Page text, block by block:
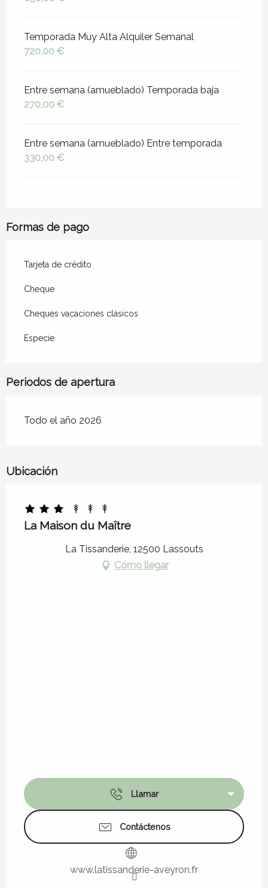
Temporada Muy Alta Alquiler Semanal
720,00 €
Entre semana (amueblado) Temporada baja
270,00 €
Entre semana (amueblado) Entre temporada
330,00 €
Formas de pago
Tarjeta de crédito
Cheque
Cheques vacaciones clásicos
Especie
Periodos de apertura
Todo el año 2026
Ubicación
La Maison du Maître
La Tissanderie, 12500 Lassouts
Cómo llegar
Llamar
Contáctenos
www.latissanderie-aveyron.fr